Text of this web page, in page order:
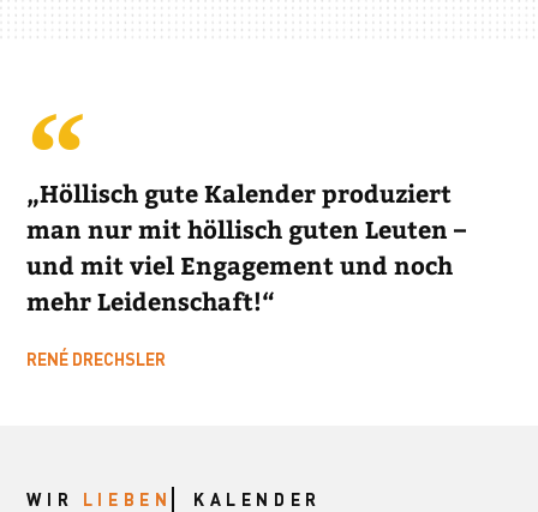
„Höllisch gute Kalender produziert
man nur mit höllisch guten Leuten –
und mit viel Engagement und noch
mehr Leidenschaft!“
RENÉ DRECHSLER
WIR LIEBEN
KALENDER